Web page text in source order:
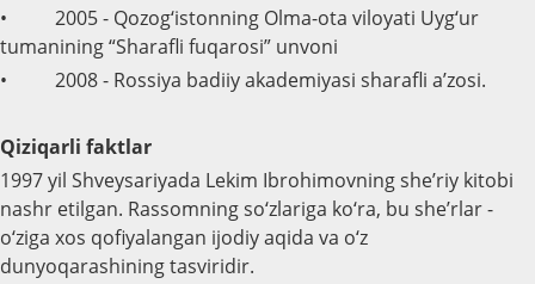
• 2005 - Qozog‘istonning Olma-ota viloyati Uyg‘ur
tumanining “Sharafli fuqarosi” unvoni
• 2008 - Rossiya badiiy akademiyasi sharafli a’zosi.
Qiziqarli faktlar
1997 yil Shveysariyada Lekim Ibrohimovning she’riy kitobi
nashr etilgan. Rassomning so‘zlariga ko‘ra, bu she’rlar -
o‘ziga xos qofiyalangan ijodiy aqida va o‘z
dunyoqarashining tasviridir.